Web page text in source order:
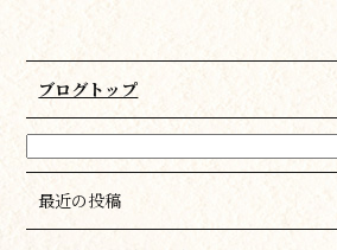
ブログトップ
最近の投稿